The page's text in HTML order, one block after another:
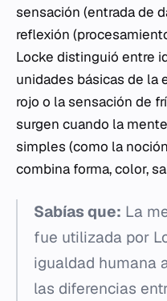
sensación (entrada de
reflexión
Locke distinguió entre
unidades básicas de la
rojo o la sensación de
surgen cuando la
simples (como la
combina forma, color,
Sabías que: La
fue utilizada por
igualdad humana
las diferencias